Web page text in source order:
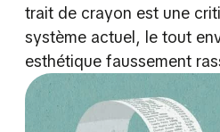
trait de crayon est une
système actuel, le tout
esthétique faussement